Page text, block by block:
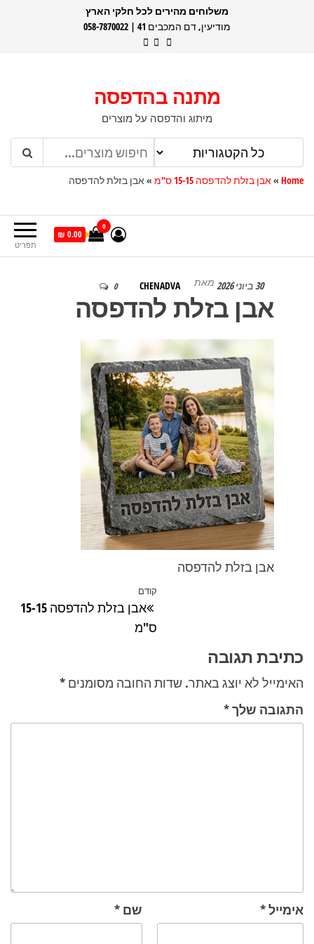
משלוחים מהירים לכל חלקי הארץ
מודיעין, דם המכבים 41 | 058-7870022
מתנה בהדפסה
מיתוג והדפסה על מוצרים
Home
»אבן בזלת להדפסה 15-15 ס"מ »אבן בזלת להדפסה
תפריט
0
0.00 ₪
30 ביוני 2026 מאת CHENADVA
0
אבן בזלת להדפסה
אבן בזלת להדפסה
הפוסט
הקודם
קודם
אבן בזלת להדפסה 15-15
ס"מ
כתיבת תגובה
האימייל לא יוצג באתר. שדות החובה מסומנים *
התגובה שלך*
שם * אימייל*